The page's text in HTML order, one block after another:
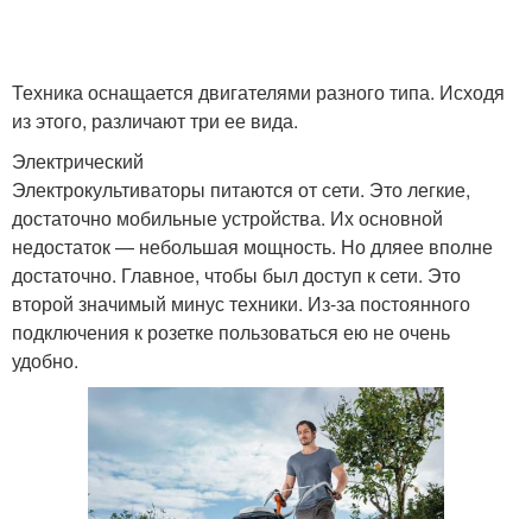
Техника оснащается двигателями разного типа. Исходя
из этого, различают три ее вида.
Электрический
Электрокультиваторы питаются от сети. Это легкие,
достаточно мобильные устройства. Их основной
недостаток — небольшая мощность. Но дляее вполне
достаточно. Главное, чтобы был доступ к сети. Это
второй значимый минус техники. Из-за постоянного
подключения к розетке пользоваться ею не очень
удобно.